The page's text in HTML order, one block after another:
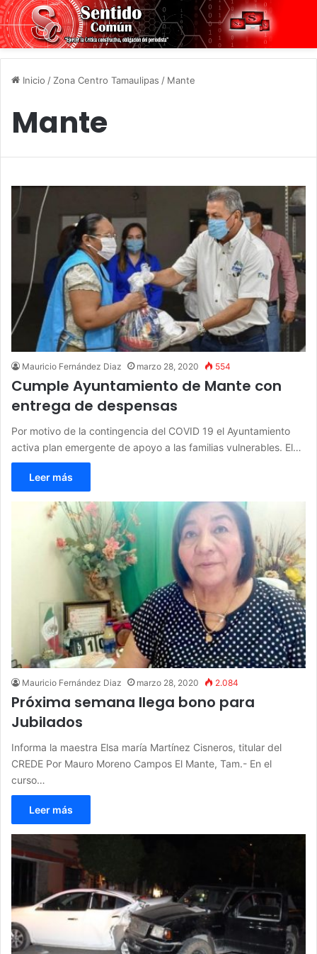
Inicio / Zona Centro Tamaulipas / Mante
Mante
Mauricio Fernández Diaz marzo 28, 2020 554
Cumple Ayuntamiento de Mante con
entrega de despensas
Por motivo de la contingencia del COVID 19 el Ayuntamiento
activa plan emergente de apoyo a las familias vulnerables. El…
Leer más
Mauricio Fernández Diaz marzo 28, 2020 2.084
Próxima semana llega bono para
Jubilados
Informa la maestra Elsa maría Martínez Cisneros, titular del
CREDE Por Mauro Moreno Campos El Mante, Tam.- En el
curso…
Leer más